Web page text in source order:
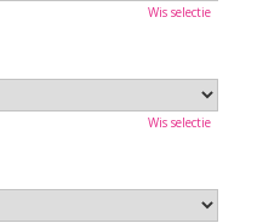
Wis selectie
Wis selectie